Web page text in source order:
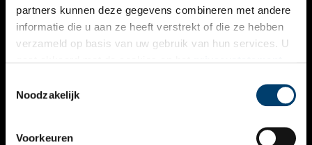
partners kunnen deze gegevens combineren met andere
informatie die u aan ze heeft verstrekt of die ze hebben
verzameld op basis van uw gebruik van hun services. U
Noodzakelijk
Voorkeuren
NIEUWS
KALENDER
ACTIVITEITEN